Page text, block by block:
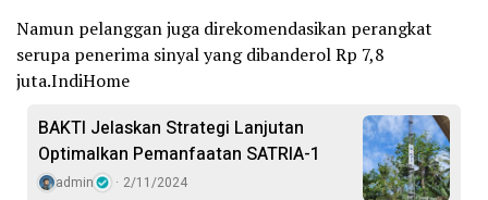
Namun pelanggan juga direkomendasikan perangkat
serupa penerima sinyal yang dibanderol Rp 7,8
juta.IndiHome
BAKTI Jelaskan Strategi Lanjutan
Optimalkan Pemanfaatan SATRIA-1
admin 2/11/2024